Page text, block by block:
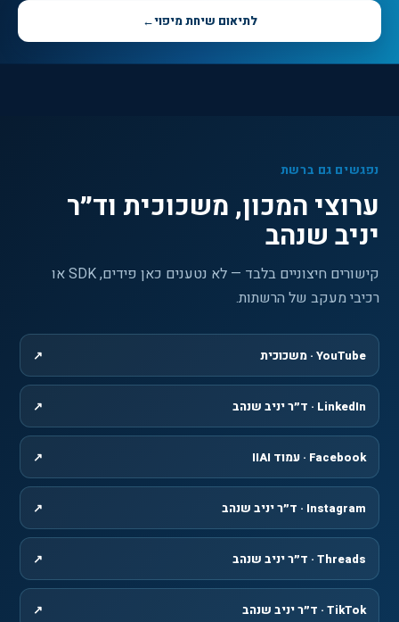
לתיאום שיחת מיפוי←
נפגשים גם ברשת
ערוצי המכון, משכוכית וד״ר
יניב שנהב
קישורים חיצוניים בלבד — לא נטענים כאן פידים, SDK או
רכיבי מעקב של הרשתות.
YouTube · משכוכית ↗ , נפתח בחלון חדש
LinkedIn · ד״ר יניב שנהב ↗ , נפתח בחלון חדש
Facebook · עמוד IIAI ↗ , נפתח בחלון חדש
Instagram · ד״ר יניב שנהב ↗ , נפתח בחלון חדש
Threads · ד״ר יניב שנהב ↗ , נפתח בחלון חדש
TikTok · ד״ר יניב שנהב ↗ , נפתח בחלון חדש